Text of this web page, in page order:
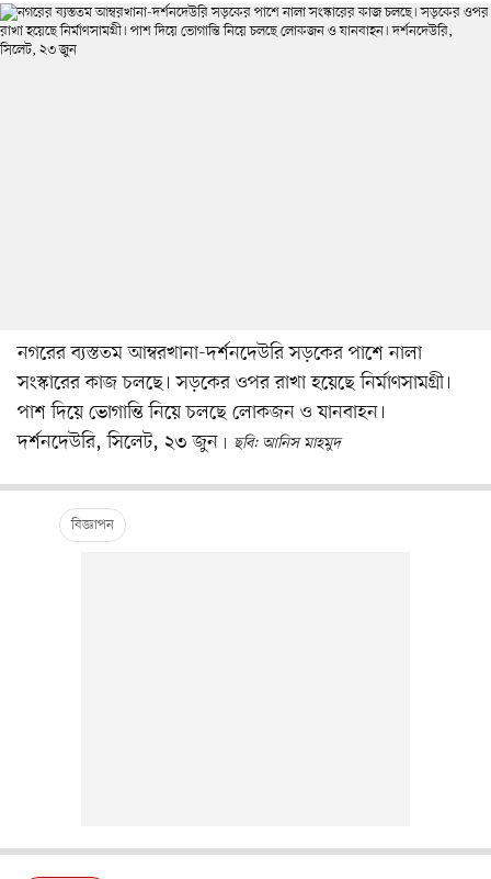
নগরের ব্যস্ততম আম্বরখানা-দর্শনদেউরি সড়কের পাশে নালা
সংস্কারের কাজ চলছে। সড়কের ওপর রাখা হয়েছে নির্মাণসামগ্রী।
পাশ দিয়ে ভোগান্তি নিয়ে চলছে লোকজন ও যানবাহন।
দর্শনদেউরি, সিলেট, ২৩ জুন
ছবি: আনিস মাহমুদ